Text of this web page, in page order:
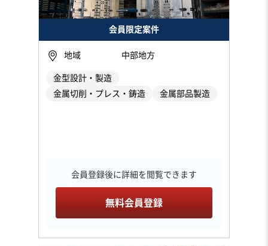
会員限定案件
地域 中部地方
金型設計・製造
金属切削・プレス・鋳造
金属部品製造
会員登録後に詳細を閲覧できます
無料会員登録